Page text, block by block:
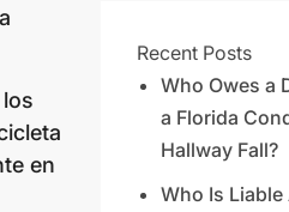
en
Recent Posts
Who Owes a
a Florida
Hallway Fall?
Who Is Liable